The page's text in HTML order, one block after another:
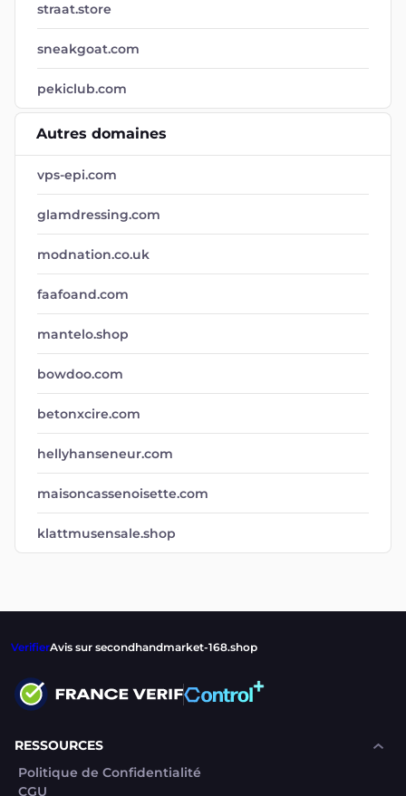
straat.store
sneakgoat.com
pekiclub.com
Autres domaines
vps-epi.com
glamdressing.com
modnation.co.uk
faafoand.com
mantelo.shop
bowdoo.com
betonxcire.com
hellyhanseneur.com
maisoncassenoisette.com
klattmusensale.shop
VerifierAvis sur secondhandmarket-168.shop
RESSOURCES
Politique de Confidentialité
CGU